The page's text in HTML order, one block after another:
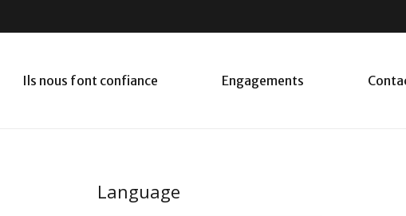
Ils nous font confiance Engagements
Language